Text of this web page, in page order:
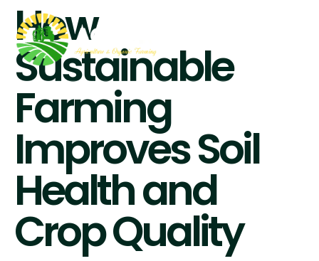
How
Sustainable
Farming
Improves Soil
Health and
Crop Quality